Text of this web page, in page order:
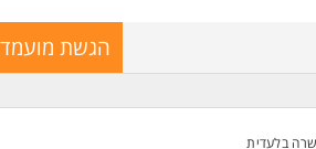
להתפנק: חדר אוכל מפנק לעובדים, הנחות
אירועי גיבוש מנהלים, החזר הוצאות, תמריץ
ראשל"צ/ אשתאול (בית שמש) /באר שבע
הגשת
בלעדית